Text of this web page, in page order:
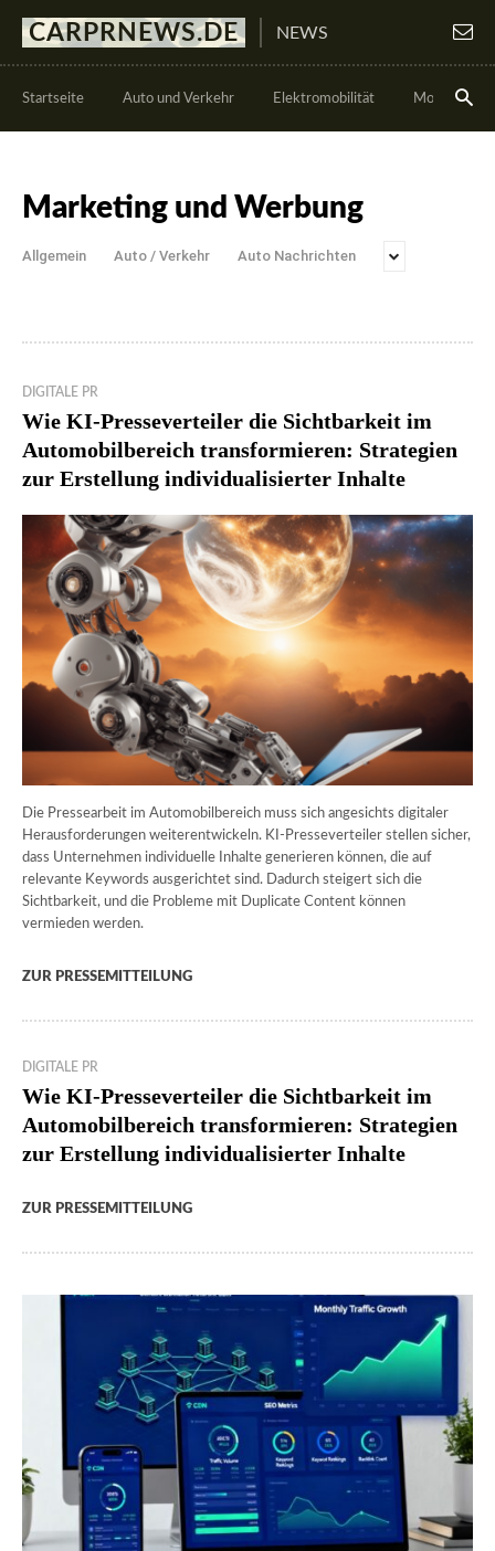
CARPRNEWS.DE NEWS
Startseite Auto und Verkehr Elektromobilität Motorsport
Marketing und Werbung
Allgemein Auto / Verkehr Auto Nachrichten
DIGITALE PR
Wie KI-Presseverteiler die Sichtbarkeit im
Automobilbereich transformieren: Strategien
zur Erstellung individualisierter Inhalte
Die Pressearbeit im Automobilbereich muss sich angesichts digitaler
Herausforderungen weiterentwickeln. KI-Presseverteiler stellen sicher,
dass Unternehmen individuelle Inhalte generieren können, die auf
relevante Keywords ausgerichtet sind. Dadurch steigert sich die
Sichtbarkeit, und die Probleme mit Duplicate Content können
vermieden werden.
ZUR PRESSEMITTEILUNG
DIGITALE PR
Wie KI-Presseverteiler die Sichtbarkeit im
Automobilbereich transformieren: Strategien
zur Erstellung individualisierter Inhalte
ZUR PRESSEMITTEILUNG